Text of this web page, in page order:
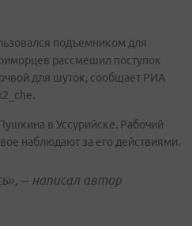
подъемником для
рассмешил поступок
для шуток, сообщает РИА
в Уссурийске. Рабочий
наблюдают за его действиями.
– написал автор